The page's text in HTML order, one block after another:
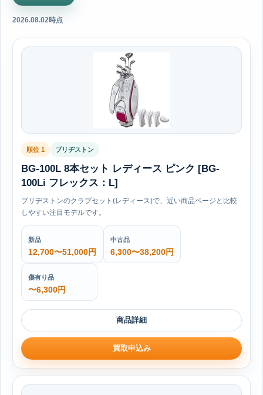
2026.08.02時点
順位 1 ブリヂストン
BG-100L 8本セット レディース ピンク [BG-
100Li フレックス：L]
ブリヂストンのクラブセット(レディース)で、近い商品ページと比較
しやすい注目モデルです。
新品
12,700〜51,000円
中古品
6,300〜38,200円
傷有り品
〜6,300円
商品詳細
買取申込み